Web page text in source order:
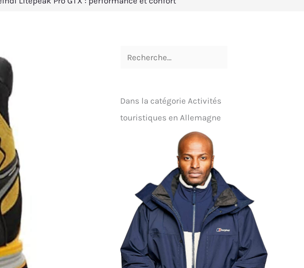
Dans la catégorie Activités
touristiques en Allemagne